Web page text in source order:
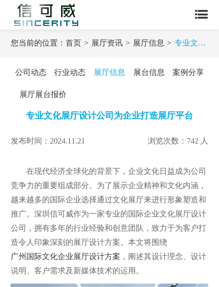
您当前的位置：首页 展厅资讯 展厅信息 专业文化展厅设计公司为企业打造展厅平台
公司动态 行业动态 展厅信息 展台信息 案例分享
展厅展台报价
专业文化展厅设计公司为企业打造展厅平台
发布时间：2024.11.21 浏览次数：742 人
在现代经济全球化的背景下，企业文化日益成为公司
竞争力的重要组成部分。为了展示企业精神和文化内涵，
越来越多的国际企业选择通过文化展厅来进行形象塑造和
推广。深圳信可威作为一家专业的国际企业文化展厅设计
公司，拥有多年的行业经验和创意团队，致力于为客户打
造令人印象深刻的展厅设计方案。本文将围绕
广州国际文化企业展厅设计方案 ，阐述其设计理念、设计
说明、客户需求及新媒体技术的运用。